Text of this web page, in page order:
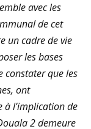
avec les
de cet
un cadre de vie
les bases
constater que les
ont
à l’implication de
2 demeure